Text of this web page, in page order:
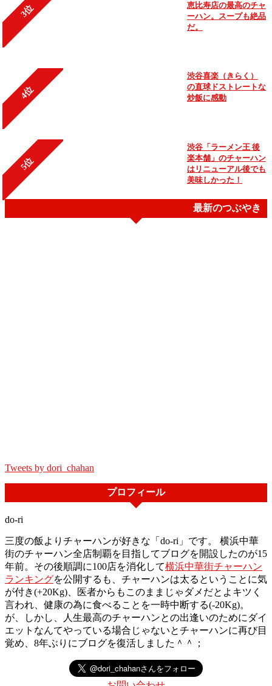
3位
恵比寿店の最高のチャ
ーハン。スープも絶品
だ。
4位
渋谷喜楽（きらく）
の直球ドストレートな
炒飯に感動
5位
渋谷「ラーメン王 後
楽本舗」のチャーハン
はリニューアル後でも
美味しかった！
最新のつぶやき
Tweets by dori_chahan
プロフィール
do-ri
三度の飯よりチャーハンが好きな「do-ri」です。 横浜中華
街のチャーハン全店制覇を目指してブログを開設したのが15
年前。その後順調に100店を消化して横浜中華街チャーハン
ランキングを公開するも、チャーハンは太るということに気
が付き(+20Kg)、医者からもこのままじゃダメだとよキツく
言われ、健康の為に食べることを一時中断する(-20Kg)。
が、しかし、人生最高のチャーハンとの出逢いのためにダイ
エットなんてやっている場合じゃないとチャーハンに再び目
覚め、8年ぶりにブログを復活しました＾＾；